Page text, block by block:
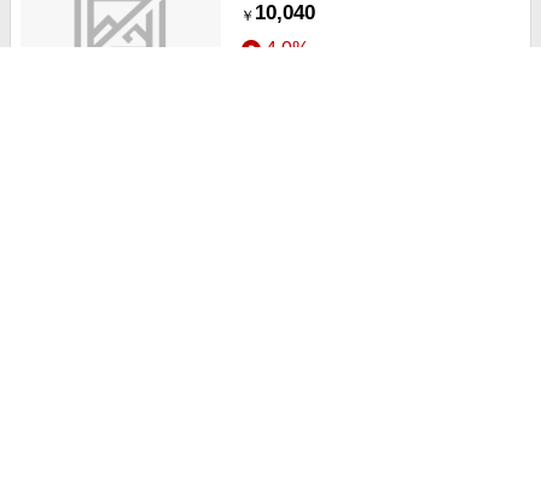
￥ 10,040
4.0%